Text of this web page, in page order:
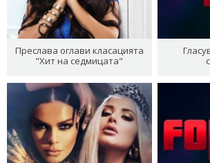
Преслава оглави класацията
"Хит на седмицата"